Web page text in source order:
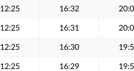
12:25 16:32
12:25 16:31
12:25 16:30
12:25 16:29